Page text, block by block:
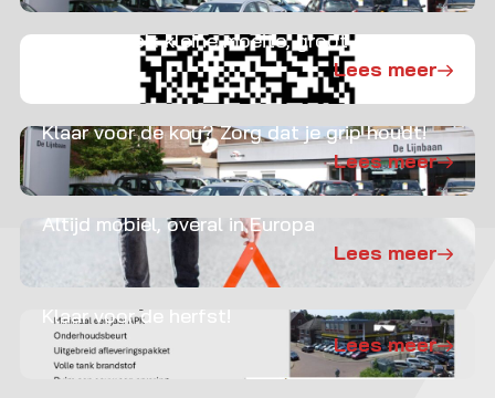
Wintercheck: kleine moeite, groot gemak
Lees meer
Klaar voor de kou? Zorg dat je grip houdt!
Lees meer
Altijd mobiel, overal in Europa
Lees meer
Klaar voor de herfst!
Lees meer